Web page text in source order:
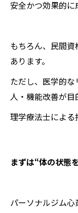
安全かつ効果的に
もちろん、民間
あります。
ただし、医学的
人・機能改善が目
理学療法士による
まずは“体の状態
パーソナルジム